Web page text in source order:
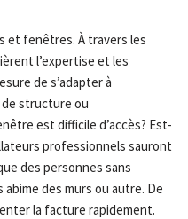
et fenêtres. À travers les
l’expertise et les
de s’adapter à
structure ou
est difficile d’accès? Est-
professionnels sauront
des personnes sans
des murs ou autre. De
la facture rapidement.